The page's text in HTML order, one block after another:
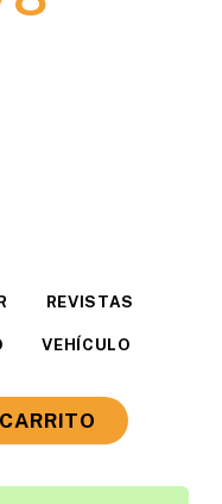
REVISTAS
VEHÍCULO